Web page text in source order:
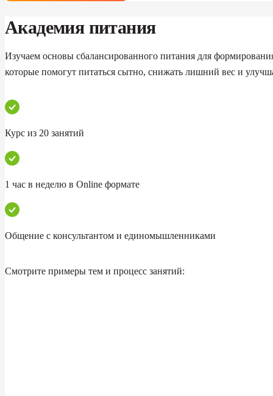
Академия питания
Изучаем основы сбалансированного питания для
которые помогут питаться сытно, снижать лишний вес и
Курс из 20 занятий
1 час в неделю в Online формате
Общение с консультантом и единомышленниками
Смотрите примеры тем и процесс занятий: